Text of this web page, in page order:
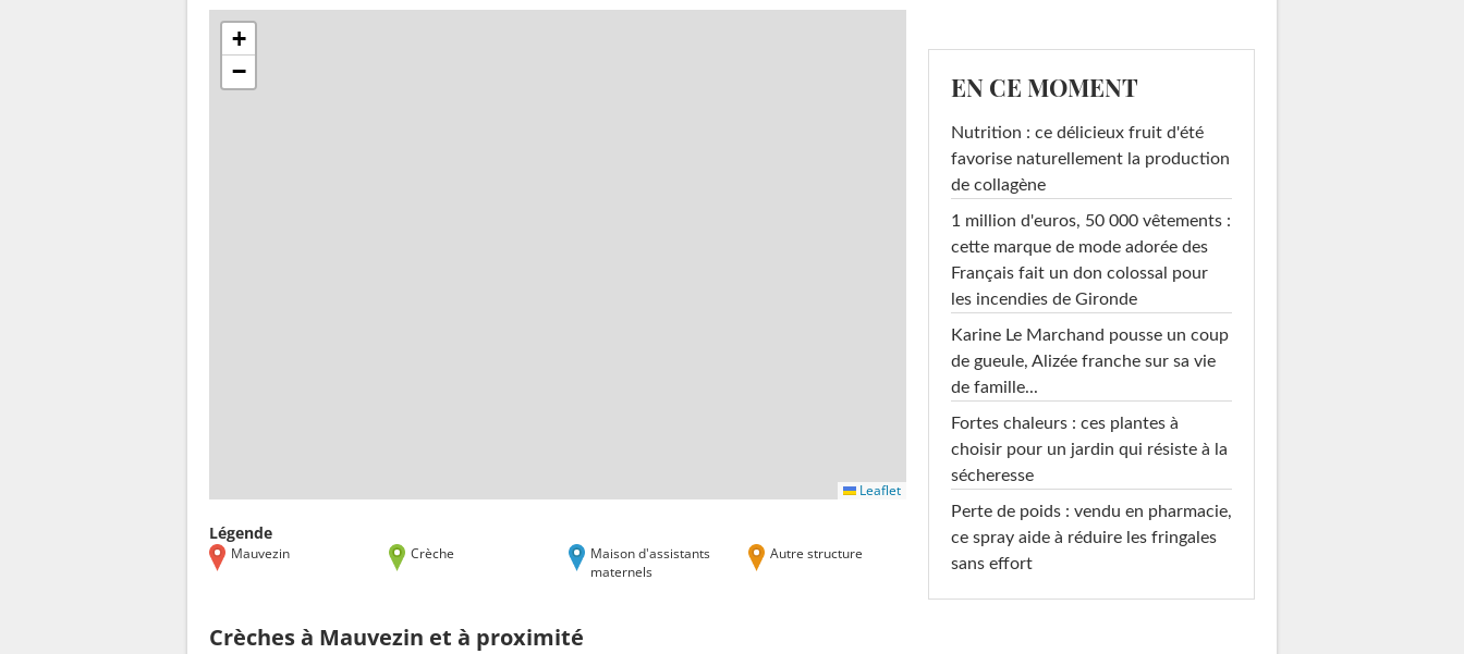
+
−
Leaflet
Légende
Mauvezin Crèche
Maison d'assistants
maternels
Autre structure
Crèches à Mauvezin et à proximité
EN CE MOMENT
Nutrition : ce délicieux fruit d'été
favorise naturellement la production
de collagène
1 million d'euros, 50 000 vêtements :
cette marque de mode adorée des
Français fait un don colossal pour
les incendies de Gironde
Karine Le Marchand pousse un coup
de gueule, Alizée franche sur sa vie
de famille...
Fortes chaleurs : ces plantes à
choisir pour un jardin qui résiste à la
sécheresse
Perte de poids : vendu en pharmacie,
ce spray aide à réduire les fringales
sans effort